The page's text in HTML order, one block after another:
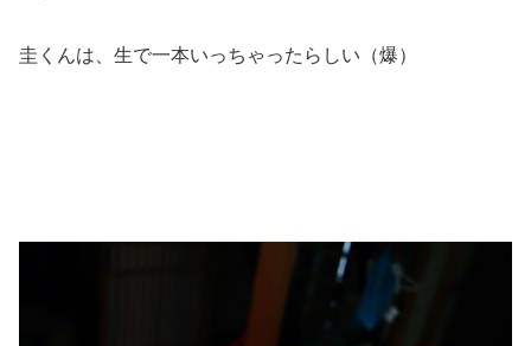
圭くんは、生で一本いっちゃったらしい（爆）